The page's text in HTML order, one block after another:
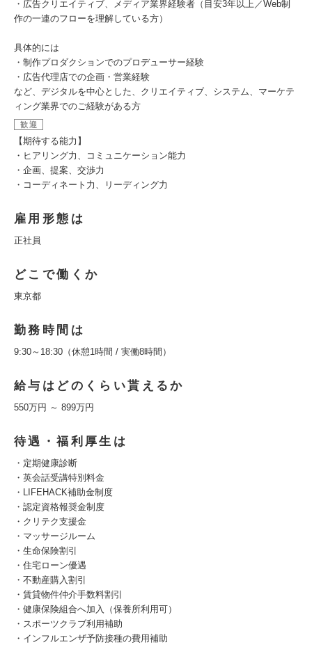
・広告クリエイティブ、メディア業界経験者（目安3年以上／Web制
作の一連のフローを理解している方）
具体的には
・制作プロダクションでのプロデューサー経験
・広告代理店での企画・営業経験
など、デジタルを中心とした、クリエイティブ、システム、マーケテ
ィング業界でのご経験がある方
歓迎
【期待する能力】
・ヒアリング力、コミュニケーション能力
・企画、提案、交渉力
・コーディネート力、リーディング力
雇用形態は
正社員
どこで働くか
東京都
勤務時間は
9:30～18:30（休憩1時間 / 実働8時間）
給与はどのくらい貰えるか
550万円 ～ 899万円
待遇・福利厚生は
・定期健康診断
・英会話受講特別料金
・LIFEHACK補助金制度
・認定資格報奨金制度
・クリテク支援金
・マッサージルーム
・生命保険割引
・住宅ローン優遇
・不動産購入割引
・賃貸物件仲介手数料割引
・健康保険組合へ加入（保養所利用可）
・スポーツクラブ利用補助
・インフルエンザ予防接種の費用補助